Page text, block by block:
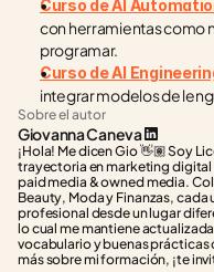
Curso de AI
con herramientas como
programar.
Curso de AI
integrar modelos de
Sobre el autor
Giovanna Caneva
¡Hola! Me dicen Gio 👋🏽 Soy
trayectoria en marketing
paid media & owned media.
Beauty, Moda y Finanzas, cada
profesional desde un lugar
lo cual me mantiene
vocabulario y buenas prácticas
más sobre mi formación, ¡te